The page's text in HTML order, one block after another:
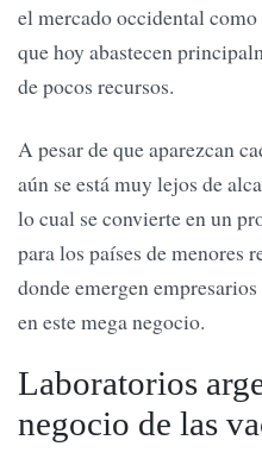
el mercado occidental
que hoy abastecen
de pocos recursos.
A pesar de que aparezcan
aún se está muy lejos de
lo cual se convierte en un
para los países de menores
donde emergen
en este mega negocio.
Laboratorios
negocio de las